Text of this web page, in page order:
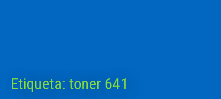
Etiqueta:toner 641